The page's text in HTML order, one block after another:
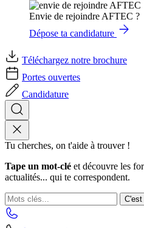
Envie de rejoindre AFTEC ?
Dépose ta candidature
Téléchargez notre brochure
Portes ouvertes
Candidature
Tu cherches, on t'aide à trouver !
Tape un mot-clé et découvre les
actualités... qui te correspondent.
C'est